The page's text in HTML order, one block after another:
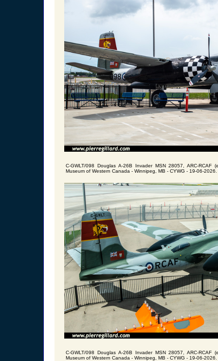
C-GWLT/098 Douglas A-26B Invader MSN 28057, ARC-RCAF
Museum of Western Canada - Winnipeg, MB - CYWG - 19-06-2026.
C-GWLT/098 Douglas A-26B Invader MSN 28057, ARC-RCAF
Museum of Western Canada - Winnipeg, MB - CYWG - 19-06-2026.